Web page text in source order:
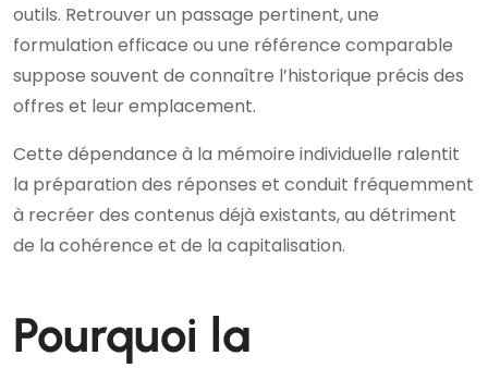
outils. Retrouver un passage pertinent, une
formulation efficace ou une référence comparable
suppose souvent de connaître l’historique précis des
offres et leur emplacement.
Cette dépendance à la mémoire individuelle ralentit
la préparation des réponses et conduit fréquemment
à recréer des contenus déjà existants, au détriment
de la cohérence et de la capitalisation.
Pourquoi la